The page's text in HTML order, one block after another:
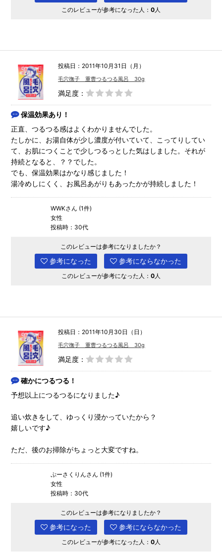
このレビューが参考になった人： 0 人
投稿日：2011年10月31日（月）
毛穴撫子 重曹つるつる風呂 30g
満足度：
保温効果あり！
正直、つるつる感はよくわかりませんでした。
たしかに、お湯自体が少し濃度が付いていて、こってりしてい
て、お肌につくことで少しつるっとした気はしました。それが
持続となると、？？でした。
でも、保温効果はかなり感じました！
湯冷めしにくく、お風呂あがりもあったかが持続しました！
WWKさん (1件)
女性
投稿時：30代
このレビューは参考になりましたか？
参考になった 参考にならなかった
このレビューが参考になった人： 0人
投稿日：2011年10月30日（日）
毛穴撫子 重曹つるつる風呂 30g
満足度：
確かにつるつる！
予想以上につるつるになりました♪
追い炊きをして、ゆっくり浸かっていたから？
嬉しいです♪
ただ、後のお掃除がちょっと大変ですね。
ぷーさくりんさん (1件)
女性
投稿時：30代
このレビューは参考になりましたか？
参考になった 参考にならなかった
このレビューが参考になった人： 0人